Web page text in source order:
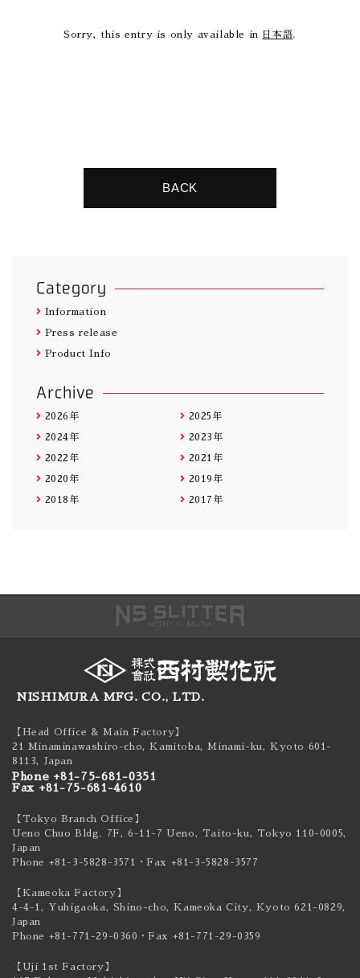
Sorry, this entry is only available in 日本語.
BACK
Category
Information
Press release
Product Info
Archive
2026年 2025年
2024年 2023年
2022年 2021年
2020年 2019年
2018年 2017年
NISHIMURA MFG. CO., LTD.
【Head Office & Main Factory】
21 Minaminawashiro-cho, Kamitoba, Minami-ku,Kyoto 601-
8113, Japan
Phone +81-75-681-0351
Fax +81-75-681-4610
【Tokyo Branch Office】
Ueno Chuo Bldg. 7F, 6-11-7 Ueno, Taito-ku, Tokyo 110-0005,
Japan
Phone +81-3-5828-3571
・Fax +81-3-5828-3577
【Kameoka Factory】
4-4-1, Yuhigaoka, Shino-cho, Kameoka City, Kyoto 621-0829,
Japan
Phone +81-771-29-0360 ・Fax +81-771-29-0359
【Uji 1st Factory】